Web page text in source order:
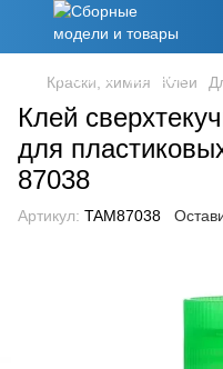
Краски, химия Клеи
Клей
для
87038
Артикул: TAM87038